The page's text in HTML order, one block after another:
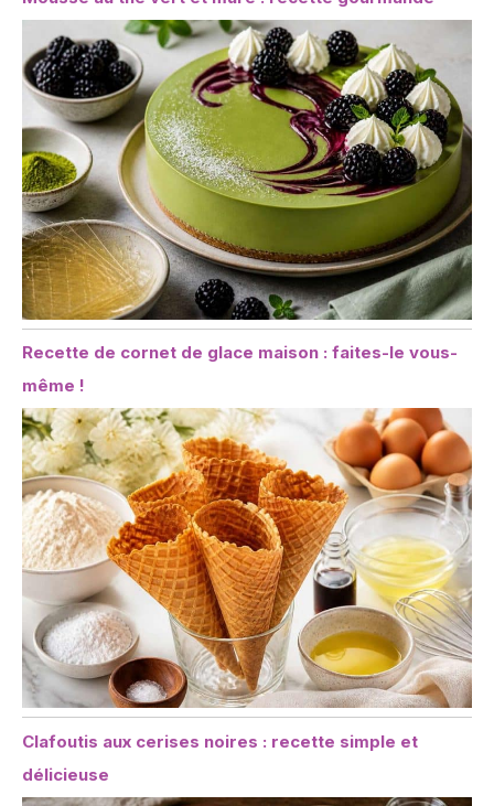
Recette de cornet de glace maison : faites-le vous-
même !
Clafoutis aux cerises noires : recette simple et
délicieuse